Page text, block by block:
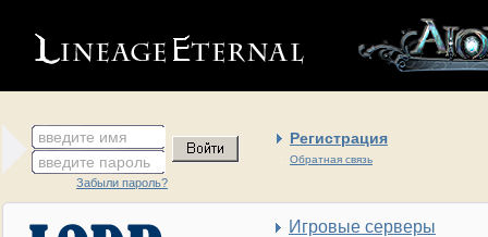
введите имя Регистрация
Обратная связь
введите пароль
Забыли пароль?
Игровые серверы